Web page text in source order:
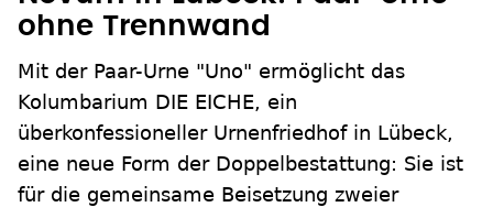
ohne Trennwand
Mit der Paar-Urne "Uno" ermöglicht das
Kolumbarium DIE EICHE, ein
überkonfessioneller Urnenfriedhof in Lübeck,
eine neue Form der Doppelbestattung: Sie ist
für die gemeinsame Beisetzung zweier